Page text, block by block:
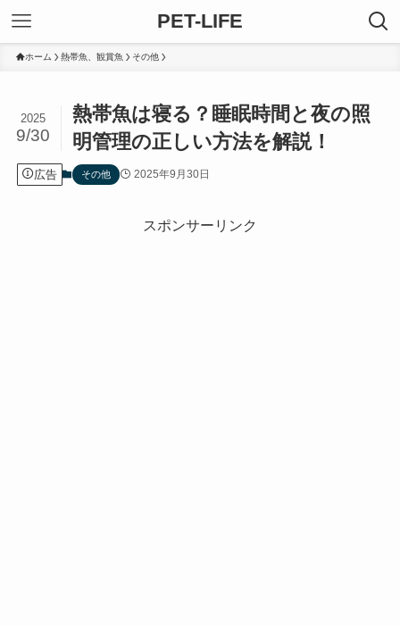
PET-LIFE
ホーム 熱帯魚、観賞魚 その他
熱帯魚は寝る？睡眠時間と夜の照
明管理の正しい方法を解説！
2025
9/30
広告 その他 2025年9月30日
スポンサーリンク